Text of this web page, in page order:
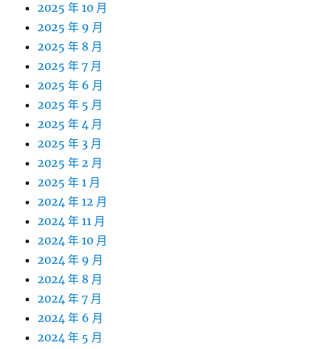
2025 年 10 月
2025 年 9 月
2025 年 8 月
2025 年 7 月
2025 年 6 月
2025 年 5 月
2025 年 4 月
2025 年 3 月
2025 年 2 月
2025 年 1 月
2024 年 12 月
2024 年 11 月
2024 年 10 月
2024 年 9 月
2024 年 8 月
2024 年 7 月
2024 年 6 月
2024 年 5 月